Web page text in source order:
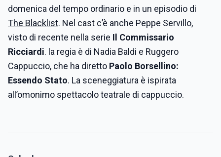
domenica del tempo ordinario e in un episodio di
The Blacklist. Nel cast c’è anche Peppe Servillo,
visto di recente nella serie Il Commissario
Ricciardi. la regia è di Nadia Baldi e Ruggero
Cappuccio, che ha diretto Paolo Borsellino:
Essendo Stato. La sceneggiatura è ispirata
all’omonimo spettacolo teatrale di cappuccio.